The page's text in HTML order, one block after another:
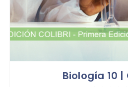
Biología 10 |